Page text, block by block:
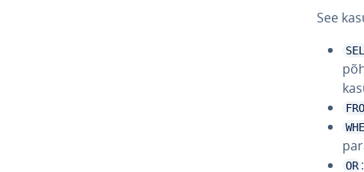
See
OR